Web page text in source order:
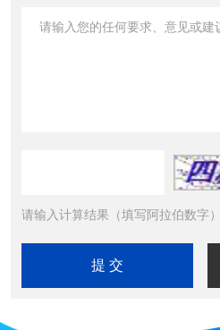
请输入计算结果（填写阿拉伯数字